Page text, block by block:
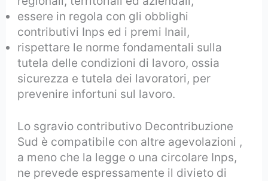
essere in regola con gli obblighi
contributivi Inps ed i premi Inail,
rispettare le norme fondamentali sulla
tutela delle condizioni di lavoro, ossia
sicurezza e tutela dei lavoratori, per
prevenire infortuni sul lavoro.
Lo sgravio contributivo Decontribuzione
Sud è compatibile con altre agevolazioni ,
a meno che la legge o una circolare Inps,
ne prevede espressamente il divieto di